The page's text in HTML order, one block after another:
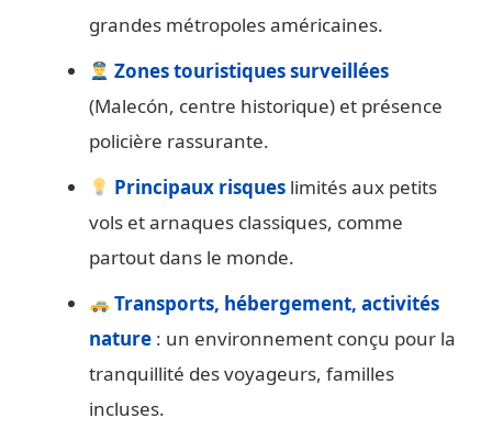
grandes métropoles américaines.
Zones touristiques surveillées
(Malecón, centre historique) et présence
policière rassurante.
Principaux risques limités aux petits
vols et arnaques classiques, comme
partout dans le monde.
Transports, hébergement, activités
nature : un environnement conçu pour la
tranquillité des voyageurs, familles
incluses.